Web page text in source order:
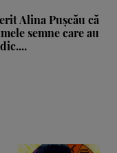
Alina Pușcău că
semne care au